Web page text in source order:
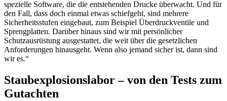
spezielle Software, die die entstehenden Drucke überwacht. Und für
den Fall, dass doch einmal etwas schiefgeht, sind mehrere
Sicherheitsstufen eingebaut, zum Beispiel Überdruckventile und
Sprengplatten. Darüber hinaus sind wir mit persönlicher
Schutzausrüstung ausgestattet, die weit über die gesetzlichen
Anforderungen hinausgeht. Wenn also jemand sicher ist, dann sind
wir es.“
Staubexplosionslabor – von den Tests zum
Gutachten